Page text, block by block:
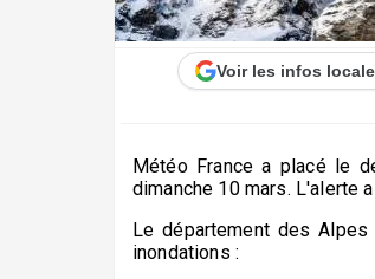
Voir les infos
Météo France a placé le
dimanche 10 mars. L'alerte
Le département des
inondations :